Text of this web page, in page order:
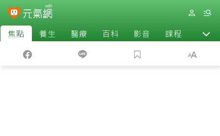
焦點 養生 醫療 百科 影音 課程 退休